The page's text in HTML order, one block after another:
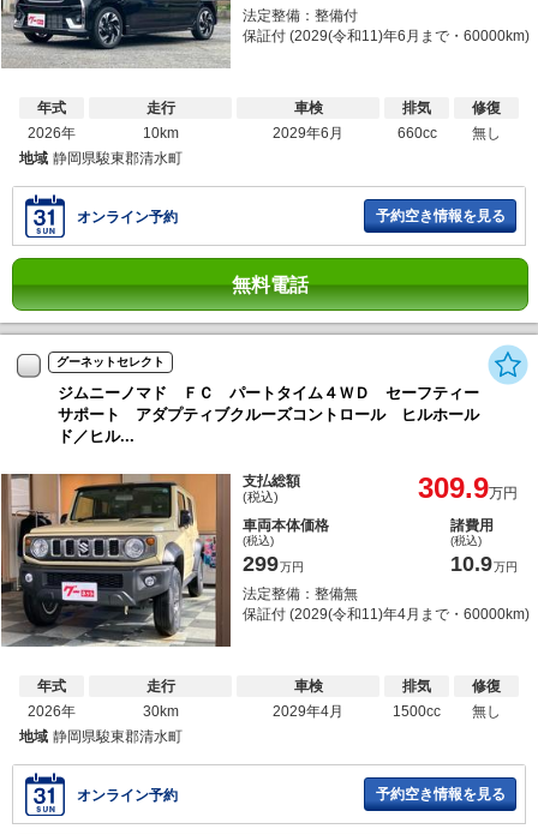
法定整備：整備付
保証付 (2029(令和11)年6月まで・60000km)
年式
2026年
走行
10km
車検
2029年6月
排気
660cc
修復
無し
地域 静岡県駿東郡清水町
オンライン予約 予約空き情報を見る
無料電話
グーネットセレクト
ジムニーノマド ＦＣ パートタイム４ＷＤ セーフティー
サポート アダプティブクルーズコントロール ヒルホール
ド／ヒル...
支払総額
(税込) 309.9万円
車両本体価格
(税込)
299万円
諸費用
(税込)
10.9万円
法定整備：整備無
保証付 (2029(令和11)年4月まで・60000km)
年式
2026年
走行
30km
車検
2029年4月
排気
1500cc
修復
無し
地域 静岡県駿東郡清水町
オンライン予約 予約空き情報を見る